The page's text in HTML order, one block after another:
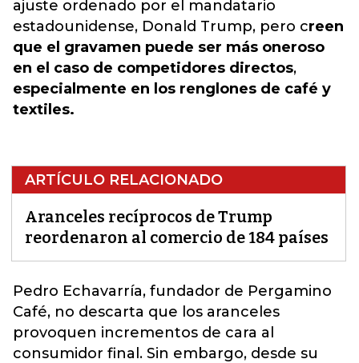
ajuste ordenado por el mandatario
estadounidense, Donald Trump, pero creen
que el gravamen puede ser más oneroso
en el caso de competidores directos,
especialmente en los renglones de café y
textiles.
ARTÍCULO RELACIONADO
Aranceles recíprocos de Trump
reordenaron al comercio de 184 países
Pedro Echavarría, fundador de Pergamino
Café, no descarta que los aranceles
provoquen incrementos de cara al
consumidor final . Sin embargo, desde su